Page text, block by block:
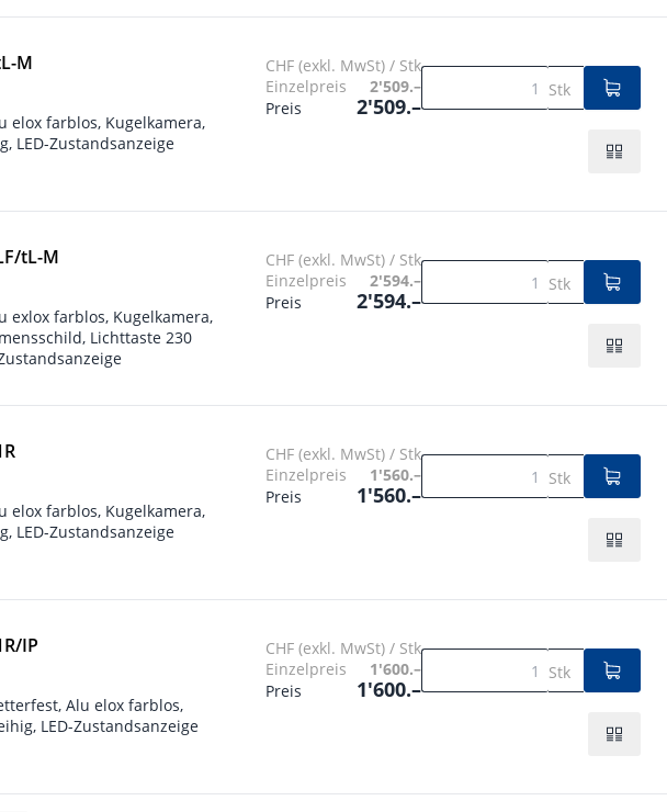
M
elox farblos, Kugelkamera,
LED-Zustandsanzeige
CHF (exkl. MwSt) / Stk
Einzelpreis
2'509.–
Preis
2'509.–
Stk
tL-M
exlox farblos, Kugelkamera,
Lichttaste 230
CHF (exkl. MwSt) / Stk
Einzelpreis
2'594.–
Preis
2'594.–
Stk
elox farblos, Kugelkamera,
LED-Zustandsanzeige
CHF (exkl. MwSt) / Stk
Einzelpreis
1'560.–
Preis
1'560.–
Stk
IP
Alu elox farblos,
LED-Zustandsanzeige
CHF (exkl. MwSt) / Stk
Einzelpreis
1'600.–
Preis
1'600.–
Stk